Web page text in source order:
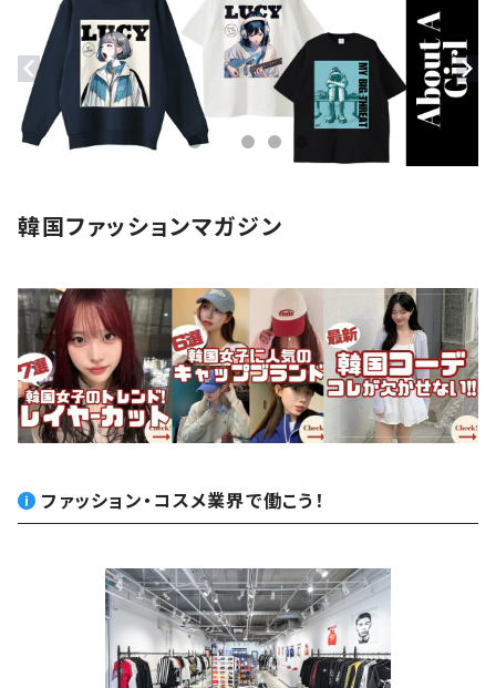
モバイルケース
ステッカー
韓国ファッションマガジン
ファッション・コスメ業界で働こう！